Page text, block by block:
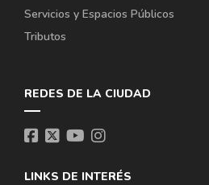
Servicios y Espacios Públicos
Tributos
REDES DE LA CIUDAD
LINKS DE INTERÉS